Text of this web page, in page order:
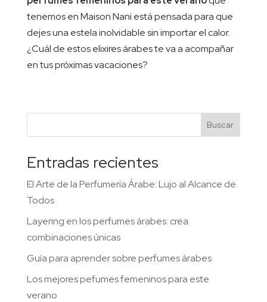
tenemos en Maison Nani está pensada para que
dejes una estela inolvidable sin importar el calor.
¿Cuál de estos elixires árabes te va a acompañar
en tus próximas vacaciones?
Buscar
Entradas recientes
El Arte de la Perfumería Árabe: Lujo al Alcance de
Todos
Layering en los perfumes árabes: crea
combinaciones únicas
​Guía para aprender sobre perfumes árabes
Los mejores pefumes femeninos para este
verano